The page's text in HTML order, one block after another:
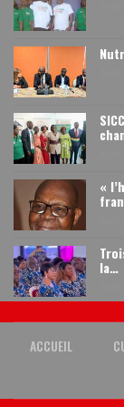
«
la…
ACCUEIL